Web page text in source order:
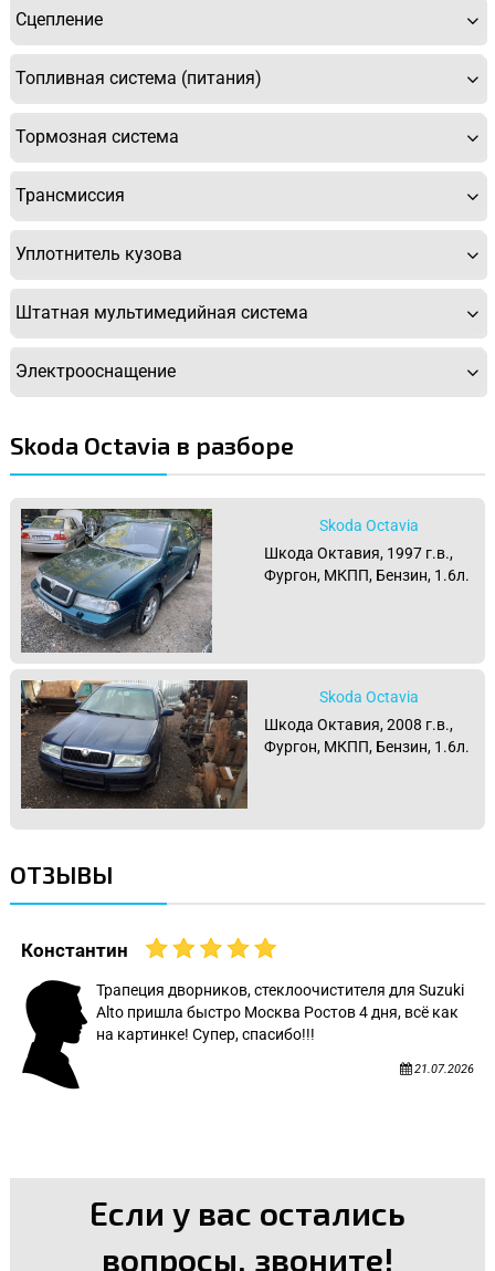
Сцепление
Топливная система (питания)
Тормозная система
Трансмиссия
Уплотнитель кузова
Штатная мультимедийная система
Электрооснащение
Skoda Octavia в разборе
Skoda Octavia
Шкода Октавия, 1997 г.в.,
Фургон, МКПП, Бензин, 1.6л.
Skoda Octavia
Шкода Октавия, 2008 г.в.,
Фургон, МКПП, Бензин, 1.6л.
ОТЗЫВЫ
Константин
Трапеция дворников, стеклоочистителя для Suzuki
Alto пришла быстро Москва Ростов 4 дня, всё как
на картинке! Супер, спасибо!!!
21.07.2026
Если у вас остались
вопросы, звоните!